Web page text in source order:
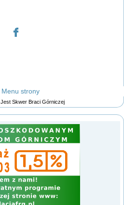
Menu strony
Jest Skwer Braci Górniczej